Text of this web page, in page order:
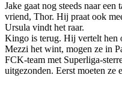
Jake gaat nog steeds naar
vriend, Thor. Hij praat ook
Ursula vindt het raar.
Kingo is terug. Hij vertelt hen
Mezzi het wint, mogen ze in
FCK-team met Superliga-
uitgezonden. Eerst moeten ze